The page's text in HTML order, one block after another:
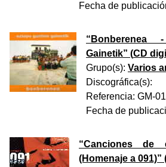
Fecha de
“ Bonberenea
Gainetik” (CD
Grupo(s): Varios
Referencia: GM-
Fecha de
“Canciones
(Homenaje a 091)”